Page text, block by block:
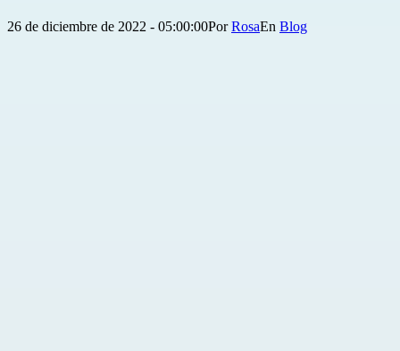
Publicada
26 de diciembre de 2022 - 05:00:00PorRosa
Categorizado
Blog